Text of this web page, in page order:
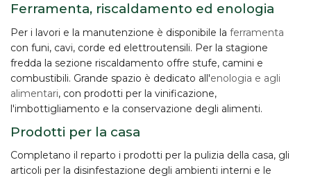
Ferramenta, riscaldamento ed enologia
Per i lavori e la manutenzione è disponibile la ferramenta
con funi, cavi, corde ed elettroutensili. Per la stagione
fredda la sezione riscaldamento offre stufe, camini e
combustibili. Grande spazio è dedicato all'enologia e agli
alimentari, con prodotti per la vinificazione,
l'imbottigliamento e la conservazione degli alimenti.
Prodotti per la casa
Completano il reparto i prodotti per la pulizia della casa, gli
articoli per la disinfestazione degli ambienti interni e le